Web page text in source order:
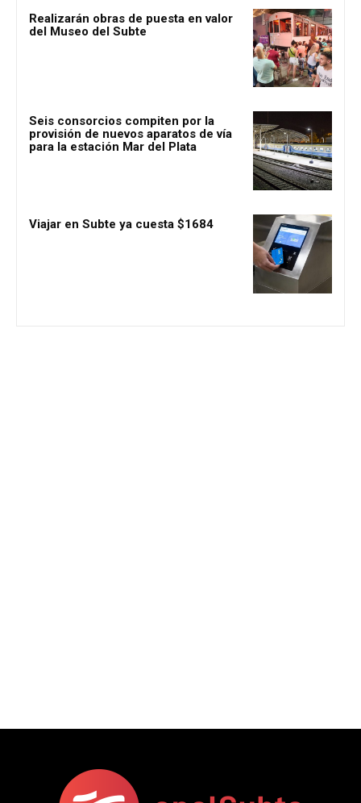
Realizarán obras de puesta en valor
del Museo del Subte
Seis consorcios compiten por la
provisión de nuevos aparatos de vía
para la estación Mar del Plata
Viajar en Subte ya cuesta $1684